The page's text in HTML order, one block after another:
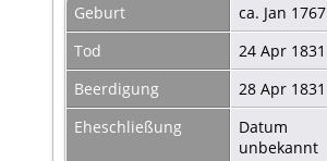
Geburt ca. Jan 1767
Tod
24 Apr 1831
Beerdigung
28 Apr 1831
Eheschließung
Datum
unbekannt